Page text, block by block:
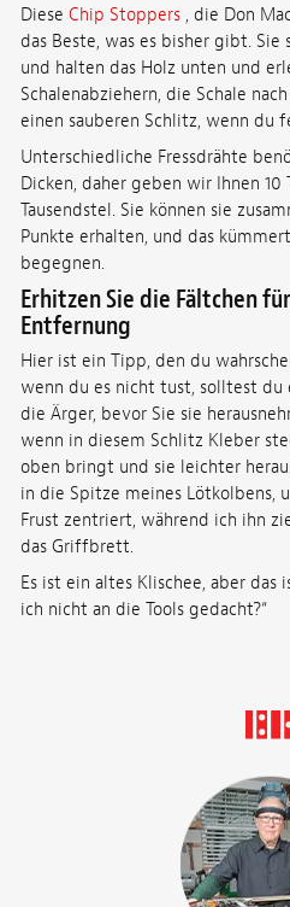
Diese Chip Stoppers , die Don
das Beste, was es bisher gibt.
und halten das Holz unten und
Schalenabziehern, die Schale
einen sauberen Schlitz, wenn du
Unterschiedliche Fressdrähte
Dicken, daher geben wir Ihnen 10
Tausendstel. Sie können sie
Punkte erhalten, und das
begegnen.
Erhitzen Sie die Fältchen
Entfernung
Hier ist ein Tipp, den du
wenn du es nicht tust, solltest du
die Ärger, bevor Sie sie
wenn in diesem Schlitz Kleber
oben bringt und sie leichter
in die Spitze meines Lötkolbens,
Frust zentriert, während ich ihn
das Griffbrett.
Es ist ein altes Klischee, aber das
ich nicht an die Tools gedacht?“